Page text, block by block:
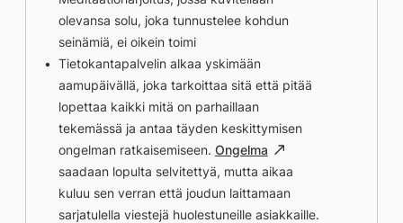
olevansa solu, joka tunnustelee kohdun
seinämiä, ei oikein toimi
Tietokantapalvelin alkaa yskimään
aamupäivällä, joka tarkoittaa sitä että pitää
lopettaa kaikki mitä on parhaillaan
tekemässä ja antaa täyden keskittymisen
ongelman ratkaisemiseen. Ongelma
saadaan lopulta selvitettyä, mutta aikaa
kuluu sen verran että joudun laittamaan
sarjatulella viestejä huolestuneille asiakkaille.